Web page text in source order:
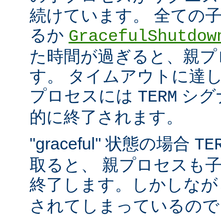
続けています。 全ての
るか
た時間が過ぎると、親
す。 タイムアウトに達
プロセスには TERM シ
的に終了されます。
"graceful" 状態の場合
取ると、 親プロセスも
終了します。しかしな
されてしまっているの